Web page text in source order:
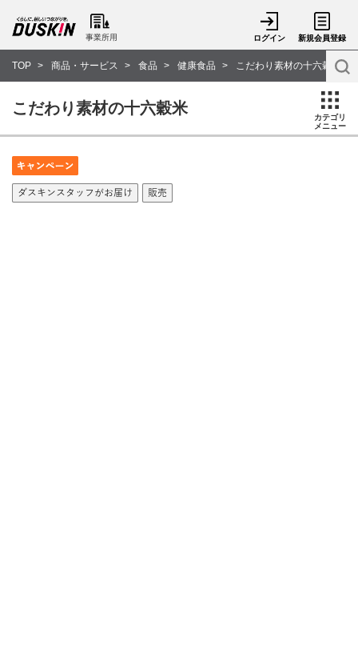
事業所用 ログイン 新規会員登録
TOP 商品・サービス 食品 健康食品 こだわり素材の十六穀米
こだわり素材の十六穀米
カテゴリ
メニュー